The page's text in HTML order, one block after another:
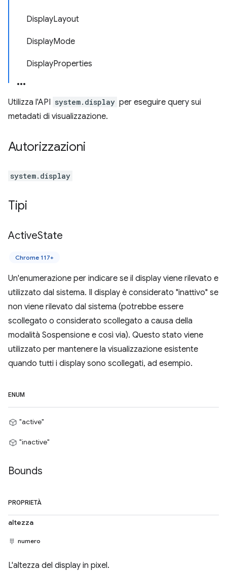
DisplayLayout
DisplayMode
DisplayProperties
Utilizza l'API system.display per eseguire query sui
metadati di visualizzazione.
Autorizzazioni
system.display
Tipi
ActiveState
Chrome 117+
Un'enumerazione per indicare se il display viene rilevato e
utilizzato dal sistema. Il display è considerato "inattivo" se
non viene rilevato dal sistema (potrebbe essere
scollegato o considerato scollegato a causa della
modalità Sospensione e così via). Questo stato viene
utilizzato per mantenere la visualizzazione esistente
quando tutti i display sono scollegati, ad esempio.
ENUM
"active"
"inactive"
Bounds
PROPRIETÀ
altezza
numero
L'altezza del display in pixel.